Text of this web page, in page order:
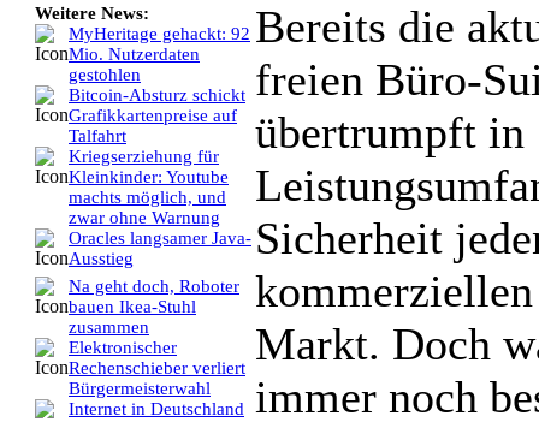
Weitere News:
MyHeritage gehackt: 92
Mio. Nutzerdaten
gestohlen
Bitcoin-Absturz schickt
Grafikkartenpreise auf
Talfahrt
Kriegserziehung für
Kleinkinder: Youtube
machts möglich, und
zwar ohne Warnung
Oracles langsamer Java-
Ausstieg
Na geht doch, Roboter
bauen Ikea-Stuhl
zusammen
Elektronischer
Rechenschieber verliert
Bürgermeisterwahl
Internet in Deutschland
Bereits die
freien Büro-
übertrumpft in
Sicherheit
Markt. Doch
immer noch